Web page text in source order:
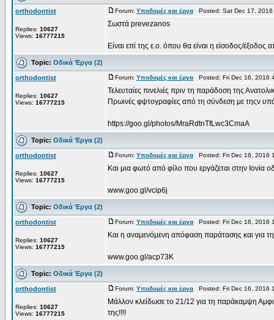
orthodontist
Replies: 10627
Views: 16777215
Forum: Υποδομές και έργα Posted: Sat Dec 17,
Σωστά prevezanos
Είναι επί της ε.ο. όπου θα είναι η είσοδος/έξοδος
Topic: Οδικά Έργα (2)
orthodontist
Replies: 10627
Views: 16777215
Forum: Υποδομές και έργα Posted: Fri Dec 16,
Τελευταίες πινελιές πριν τη παράδοση της
Πρωινές φψτογραφίες από τη σύνδεση με τηςν
https://goo.gl/photos/MraRdtnTfLwc3CmaA
Topic: Οδικά Έργα (2)
orthodontist
Replies: 10627
Views: 16777215
Forum: Υποδομές και έργα Posted: Fri Dec 16,
Και μια φωτό από φίλο που εργάζεται στην Ιονία
www.goo.gl/vcip6j
Topic: Οδικά Έργα (2)
orthodontist
Replies: 10627
Views: 16777215
Forum: Υποδομές και έργα Posted: Fri Dec 16,
Και η αναμενόμενη απόφαση παράτασης και για
www.goo.gl/acp73K
Topic: Οδικά Έργα (2)
orthodontist
Replies: 10627
Views: 16777215
Forum: Υποδομές και έργα Posted: Fri Dec 16,
Μάλλον κλείδωσε το 21/12 για τη παράκαμψη
της!!!!